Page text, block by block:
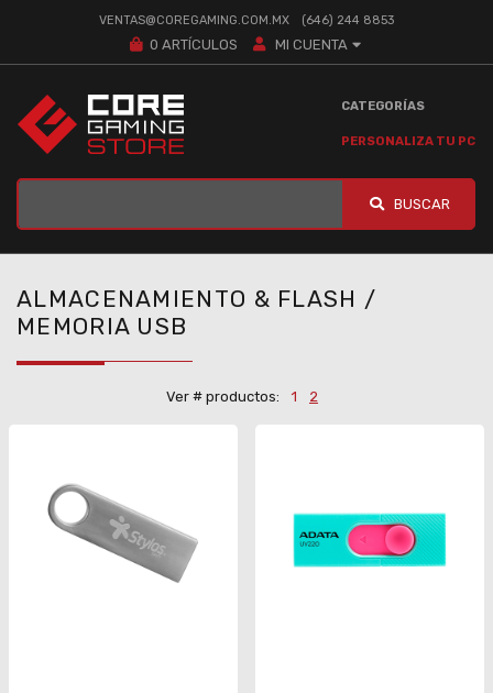
VENTAS@COREGAMING.COM.MX (646) 244 8853
0 ARTÍCULOS MI CUENTA
CATEGORÍAS
PERSONALIZA TU PC
BUSCAR
ALMACENAMIENTO & FLASH /
MEMORIA USB
Ver # productos: 1 2